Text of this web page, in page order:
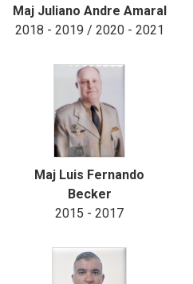
Maj Juliano Andre Amaral
2018 - 2019 / 2020 - 2021
Maj Luis Fernando
Becker
2015 - 2017